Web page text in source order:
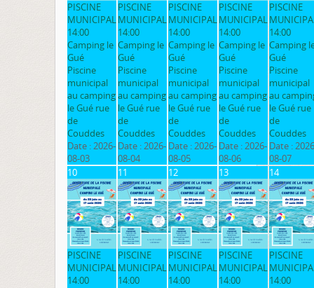
PISCINE
MUNICIPAL
14:00
Camping le
Gué
Piscine
municipal
au camping
le Gué rue
de
Couddes
Date :2026-
08-03
PISCINE
MUNICIPAL
14:00
Camping le
Gué
Piscine
municipal
au camping
le Gué rue
de
Couddes
Date :2026-
08-04
PISCINE
MUNICIPAL
14:00
Camping le
Gué
Piscine
municipal
au camping
le Gué rue
de
Couddes
Date :2026-
08-05
PISCINE
MUNICIPAL
14:00
Camping le
Gué
Piscine
municipal
au camping
le Gué rue
de
Couddes
Date :2026-
08-06
PISCINE
14:00
Camping
Gué
Piscine
municipal
au
le Gué rue
de
Couddes
Date :
08-07
10
PISCINE
MUNICIPAL
14:00
11
PISCINE
MUNICIPAL
14:00
12
PISCINE
MUNICIPAL
14:00
13
PISCINE
MUNICIPAL
14:00
14
PISCINE
14:00